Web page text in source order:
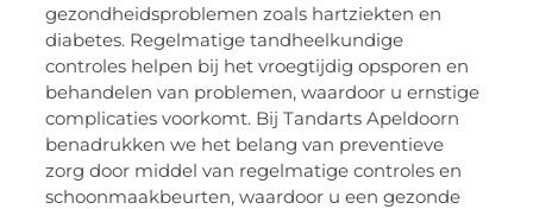
gezondheidsproblemen zoals hartziekten en
diabetes. Regelmatige tandheelkundige
controles helpen bij het vroegtijdig opsporen en
behandelen van problemen, waardoor u ernstige
complicaties voorkomt. Bij Tandarts Apeldoorn
benadrukken we het belang van preventieve
zorg door middel van regelmatige controles en
schoonmaakbeurten, waardoor u een gezonde